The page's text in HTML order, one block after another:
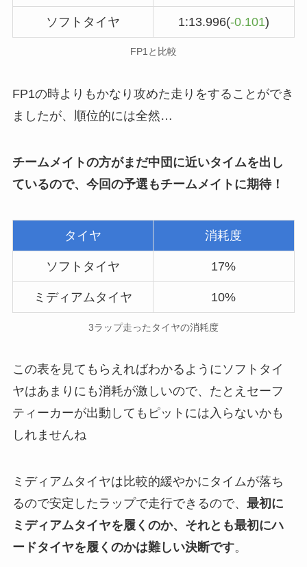
ソフトタイヤ 1:13.996(-0.101)
FP1と比較
FP1の時よりもかなり攻めた走りをすることができ
ましたが、順位的には全然…
チームメイトの方がまだ中団に近いタイムを出し
ているので、今回の予選もチームメイトに期待！
タイヤ 消耗度
ソフトタイヤ 17%
ミディアムタイヤ 10%
3ラップ走ったタイヤの消耗度
この表を見てもらえればわかるようにソフトタイ
ヤはあまりにも消耗が激しいので、たとえセーフ
ティーカーが出動してもピットには入らないかも
しれませんね
ミディアムタイヤは比較的緩やかにタイムが落ち
るので安定したラップで走行できるので、 最初に
ミディアムタイヤを履くのか、それとも最初にハ
ードタイヤを履くのかは難しい決断です。